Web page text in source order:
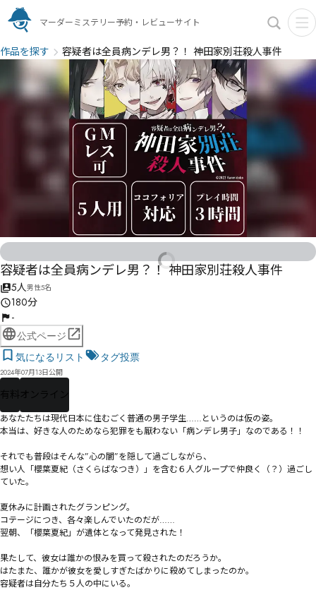
マーダーミステリー予約・レビューサイト
作品を探す 容疑者は全員病ンデレ男？！ 神田家別荘殺人事件
容疑者は全員病ンデレ男？！ 神田家別荘殺人事件
5人男性5名
180分
-
公式ページ
気になるリスト
タグ投票
2024年07月13日公開
有料 オンライン
あなたたちは現代日本に住むごく普通の男子学生……というのは仮の姿。
本当は、好きな人のためなら犯罪をも厭わない「病ンデレ男子」なのである！！
それでも普段はそんな”心の闇”を隠して過ごしながら、
想い人「櫻葉夏紀（さくらばなつき）」を含む６人グループで仲良く（？）過ごし
ていた。
夏休みに計画されたグランピング。
コテージにつき、各々楽しんでいたのだが……
翌朝、「櫻葉夏紀」が遺体となって発見された！
果たして、彼女は誰かの恨みを買って殺されたのだろうか。
はたまた、誰かが彼女を愛しすぎたばかりに殺めてしまったのか。
容疑者は自分たち５人の中にいる。